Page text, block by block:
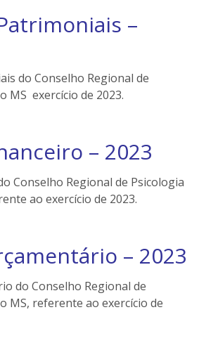
–
do Conselho Regional de
MS exercício de 2023.
– 2023
Conselho Regional de Psicologia
ao exercício de 2023.
– 2023
do Conselho Regional de
MS, referente ao exercício de